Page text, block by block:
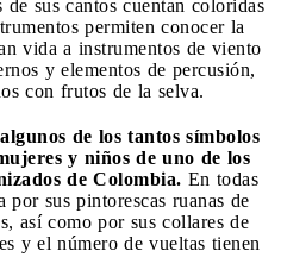
sus cantos cuentan coloridas
permiten conocer la
vida a instrumentos de viento
y elementos de percusión,
con frutos de la selva.
de los tantos símbolos
y niños de uno de los
de Colombia. En todas
sus pintorescas ruanas de
así como por sus collares de
y el número de vueltas tienen